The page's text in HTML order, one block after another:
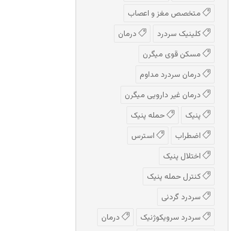
متخصص مغز و اعصاب
کلینیک سردرد
درمان
مسکن قوی میگرن
درمان سردرد مداوم
درمان غیر دارویی میگرن
پنیک
حمله پنیک
اضطراب
استرس
اختلال پنیک
کنترل حمله پنیک
سردرد گردنی
سردرد سرویکوژنیک
درمان